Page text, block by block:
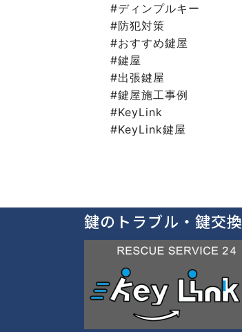
#ディンプルキー
#防犯対策
#おすすめ鍵屋
#鍵屋
#出張鍵屋
#鍵屋施工事例
#KeyLink
#KeyLink鍵屋
鍵のトラブル・鍵交換